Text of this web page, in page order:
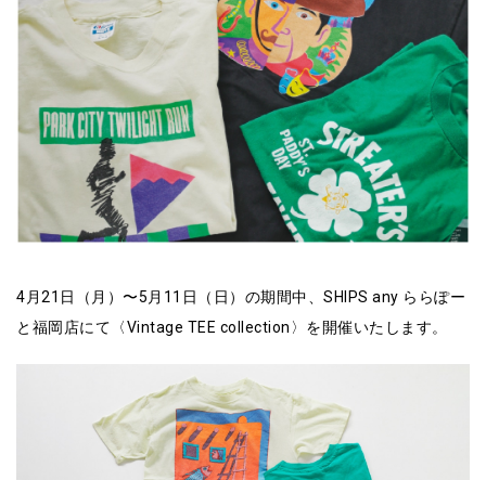
4月21日（月）〜5月11日（日）の期間中、SHIPS any ららぽー
と福岡店にて〈Vintage TEE collection〉を開催いたします。